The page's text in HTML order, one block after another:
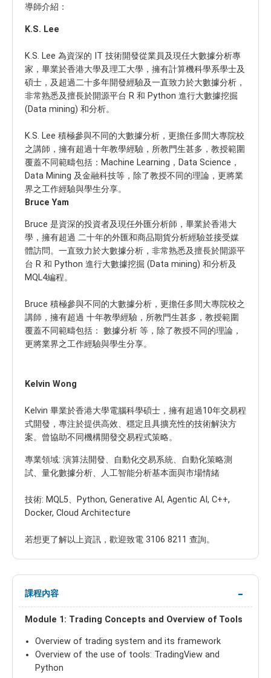
導師介紹：
K.S. Lee
K.S. Lee 為資深的 IT 技術開發從業員及現任大數據分析專
家，畢業於香港大學及理工大學，擁有計算機科學系學士及
碩士，及超過二十多年開發經驗及一直致力於大數據分析，
非常熟悉及擅長於開源平台 R 和 Python 進行大數據挖掘
(Data mining) 和分析。
K.S. Lee 積極參與不同的大數據分析，更擔任多間大專院校
之講師，擁有超過十年教學經驗，所教門生甚多，教授範圍
覆蓋不同範疇包括：Machine Learning，Data Science，
Data Mining 及金融科技等，除了教授不同的理論，更將業
界之工作經驗與學生分享。
Bruce Yam
Bruce 是資深的投資者及現任外匯分析師，畢業於香港大
學，擁有超過 二十年的外匯和商品期貨分析經驗並接受媒
體訪問。一直致力於大數據分析，非常熟悉及擅長於開源平
台 R 和 Python 進行大數據挖掘 (Data mining) 和分析及
MQL4編程。
Bruce 積極參與不同的大數據分析，更擔任多間大專院校之
講師，擁有超過 十年教學經驗，所教門生甚多，教授範圍
覆蓋不同範疇包括： 數據分析 等，除了教授不同的理論，
更將業界之工作經驗與學生分享。
Kelvin Wong
Kelvin 畢業於香港大學電腦科學碩士，擁有超過10年交易程
式開發，專注於提供高效、穩定且具擴充性的技術解決方
案。曾協助不同機構開發交易程式策略。
專業領域: 演算法開發、自動化交易系統、自動化策略測
試、量化數據分析、人工智能分析基本面與市場情緒
技術: MQL5、Python, Generative AI, Agentic AI, C++,
Docker, Cloud Architecture
若想更了解以上資訊，歡迎致電 3106 8211 查詢。
課程內容
Module 1: Trading Concepts and Overview of Tools
Overview of trading system and its framework
Overview of the use of tools: TradingView and
Python